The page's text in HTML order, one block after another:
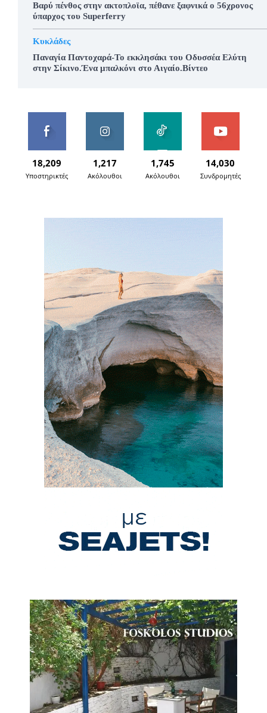
Βαρύ πένθος στην ακτοπλοϊα, πέθανε ξαφνικά ο 56χρονος
ύπαρχος του Superferry
Κυκλάδες
Παναγία Παντοχαρά-Το εκκλησάκι του Οδυσσέα Ελύτη
στην Σίκινο.Ένα μπαλκόνι στο Αιγαίο.Βίντεο
18,209
Υποστηρικτές
1,217
Ακόλουθοι
1,745
Ακόλουθοι
14,030
Συνδρομητές